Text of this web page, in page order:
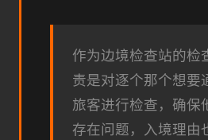
作为边境检查站的检
责是对逐个那个想要
旅客进行检查，确保
存在问题，入境理由